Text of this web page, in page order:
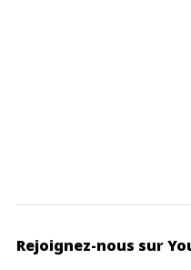
Rejoignez-nous sur